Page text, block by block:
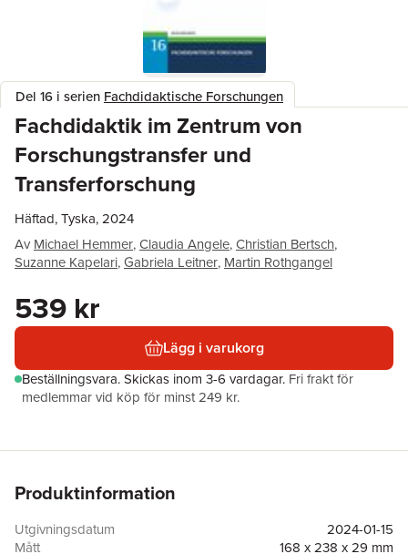
Del 16 i serien Fachdidaktische Forschungen
Fachdidaktik im Zentrum von
Forschungstransfer und
Transferforschung
Häftad, Tyska, 2024
Av Michael Hemmer,Claudia Angele,Christian Bertsch,
Suzanne Kapelari,Gabriela Leitner, Martin Rothgangel
539 kr
Lägg i varukorg
Beställningsvara.Skickas inom 3-6 vardagar. Fri frakt för
medlemmar vid köp för minst 249 kr.
Produktinformation
Utgivningsdatum
2024-01-15
Mått
168 x 238 x 29 mm